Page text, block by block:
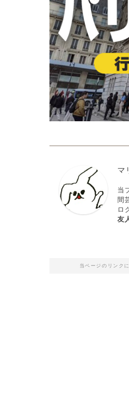
マ
当
間
ロ
友
当ページのリンク